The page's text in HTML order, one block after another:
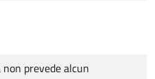
prevede alcun